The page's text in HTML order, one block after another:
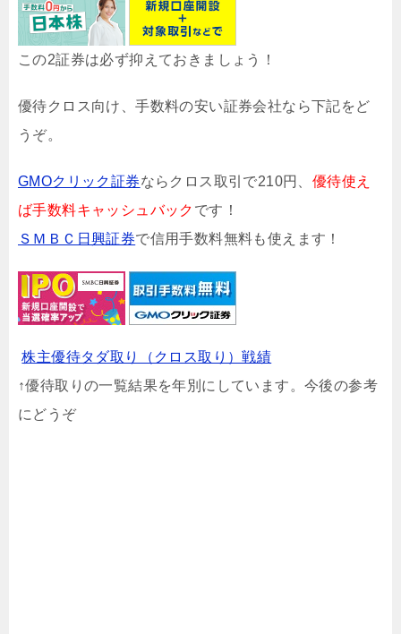
この2証券は必ず抑えておきましょう！
優待クロス向け、手数料の安い証券会社なら下記をど
うぞ。
GMOクリック証券ならクロス取引で210円、 優待使え
ば手数料キャッシュバック です！
ＳＭＢＣ日興証券で信用手数料無料も使えます！
株主優待タダ取り（クロス取り）戦績
↑優待取りの一覧結果を年別にしています。今後の参考
にどうぞ